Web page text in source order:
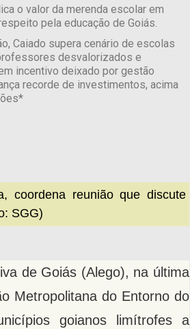
o valor da merenda escolar em
pela educação de Goiás.
Caiado supera cenário de escolas
desvalorizados e
incentivo deixado por gestão
recorde de investimentos, acima
coordena reunião que discute
SGG)
de Goiás (Alego), na última
Metropolitana do Entorno do
goianos limítrofes a